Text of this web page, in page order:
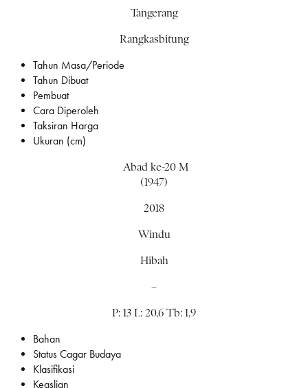
Tangerang
Rangkasbitung
Tahun Masa/Periode
Tahun Dibuat
Pembuat
Cara Diperoleh
Taksiran Harga
Ukuran (cm)
Abad ke-20 M
(1947)
2018
Windu
Hibah
–
P: 13 L: 20,6 Tb: 1,9
Bahan
Status Cagar Budaya
Klasifikasi
Keaslian